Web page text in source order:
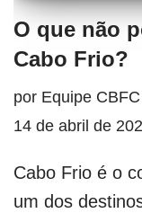
O que não
Cabo Frio?
por Equipe CBFC
14 de abril de
Cabo Frio é o
um dos